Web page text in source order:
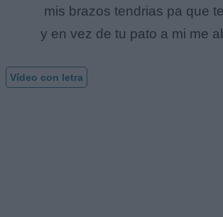
mis brazos tendrias pa que
y en vez de tu pato a mi me
Vídeo con letra